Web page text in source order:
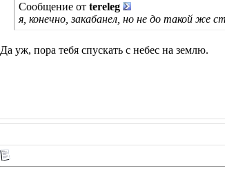
Сообщение от tereleg
я, конечно, закабанел, но не до такой же
Да уж, пора тебя спускать с небес на землю.